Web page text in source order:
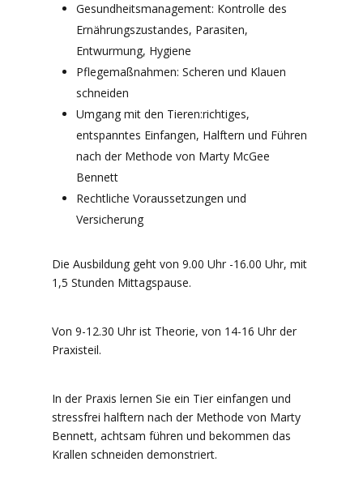
Gesundheitsmanagement: Kontrolle des
Ernährungszustandes, Parasiten,
Entwurmung, Hygiene
Pflegemaßnahmen: Scheren und Klauen
schneiden
Umgang mit den Tieren:richtiges,
entspanntes Einfangen, Halftern und Führen
nach der Methode von Marty McGee
Bennett
Rechtliche Voraussetzungen und
Versicherung
Die Ausbildung geht von 9.00 Uhr -16.00 Uhr, mit
1,5 Stunden Mittagspause.
Von 9-12.30 Uhr ist Theorie, von 14-16 Uhr der
Praxisteil.
In der Praxis lernen Sie ein Tier einfangen und
stressfrei halftern nach der Methode von Marty
Bennett, achtsam führen und bekommen das
Krallen schneiden demonstriert.